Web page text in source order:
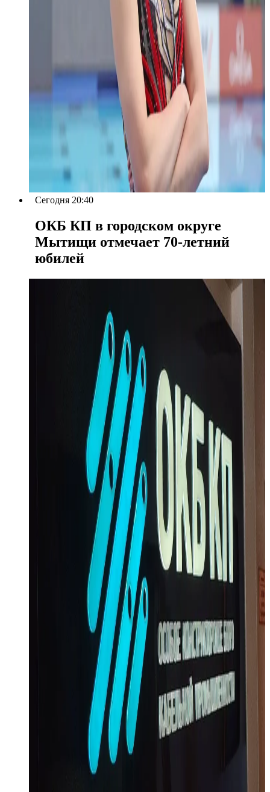
Сегодня 20:40
ОКБ КП в городском округе
Мытищи отмечает 70-летний
юбилей